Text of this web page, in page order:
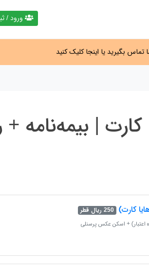
ورود /
تماس بگیرید یا اینجا کلیک کنید
| بیمه‌نامه +
250 ریال قطر